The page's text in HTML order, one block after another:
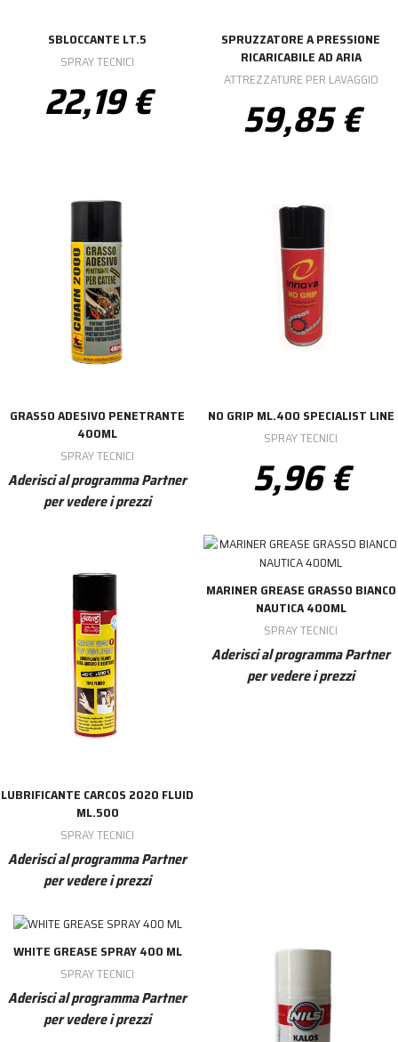
SBLOCCANTE LT.5
SPRAY TECNICI
22,19 €
SPRUZZATORE A PRESSIONE
RICARICABILE AD ARIA
ATTREZZATURE PER LAVAGGIO
59,85 €
GRASSO ADESIVO PENETRANTE
400ML
SPRAY TECNICI
Aderisci al programma Partner
per vedere i prezzi
NO GRIP ML.400 SPECIALIST LINE
SPRAY TECNICI
5,96 €
LUBRIFICANTE CARCOS 2020 FLUID
ML.500
SPRAY TECNICI
Aderisci al programma Partner
per vedere i prezzi
MARINER GREASE GRASSO BIANCO
NAUTICA 400ML
SPRAY TECNICI
Aderisci al programma Partner
per vedere i prezzi
WHITE GREASE SPRAY 400 ML
SPRAY TECNICI
Aderisci al programma Partner
per vedere i prezzi